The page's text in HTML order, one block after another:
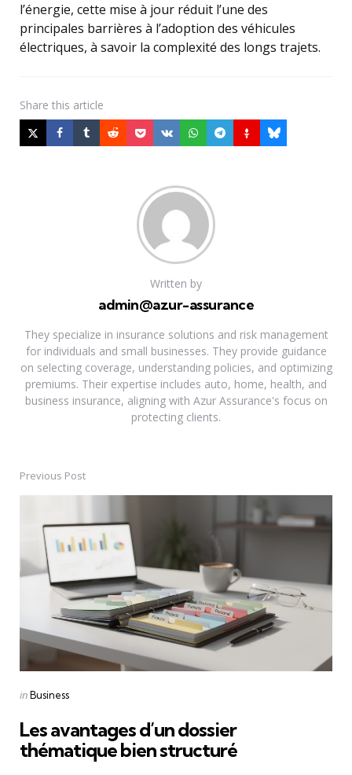
l’énergie, cette mise à jour réduit l’une des
principales barrières à l’adoption des véhicules
électriques, à savoir la complexité des longs trajets.
Share this article
Written by
admin@azur-assurance
They specialize in insurance solutions and risk management
for individuals and small businesses. They provide guidance
on selecting coverage, understanding policies, and optimizing
premiums. Their expertise includes auto, home, health, and
business insurance, aligning with Azur Assurance's focus on
protecting clients.
PostPrevious Post
Posted
inBusiness
Les avantages d’un dossier
thématique bien structuré